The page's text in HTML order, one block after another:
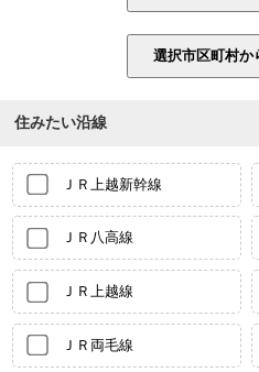
住みたい沿線
ＪＲ上越新幹線
ＪＲ八高線
ＪＲ上越線
ＪＲ両毛線